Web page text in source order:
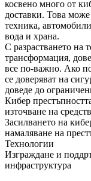
косвено много от
доставки. Това
техника,
вода и храна.
С разрастването на
трансформация,
все по-важно. Ако
се доверяват на
доведе до
Кибер
източване на
Засилването на
намаляване на
Технологии
Изграждане и
инфраструктура